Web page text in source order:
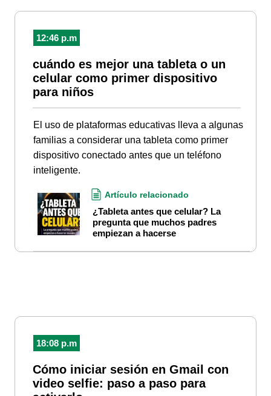
12:46 p.m
cuándo es mejor una tableta o un
celular como primer dispositivo
para niños
El uso de plataformas educativas lleva a algunas
familias a considerar una tableta como primer
dispositivo conectado antes que un teléfono
inteligente.
Artículo relacionado
¿Tableta antes que celular? La
pregunta que muchos padres
empiezan a hacerse
18:08 p.m
Cómo iniciar sesión en Gmail con
video selfie: paso a paso para